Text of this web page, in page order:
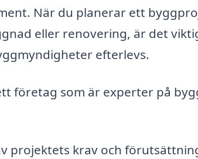
När du planerar ett
eller renovering, är det
efterlevs.
företag som är experter på
projektets krav och